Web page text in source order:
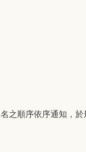
之順序依序通知，